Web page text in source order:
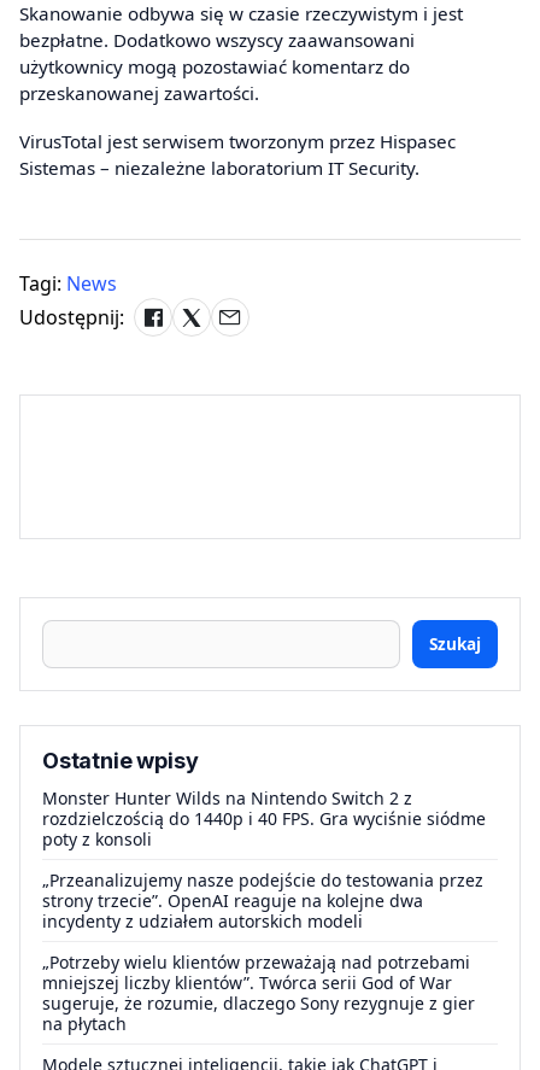
Skanowanie odbywa się w czasie rzeczywistym i jest
bezpłatne. Dodatkowo wszyscy zaawansowani
użytkownicy mogą pozostawiać komentarz do
przeskanowanej zawartości.
VirusTotal jest serwisem tworzonym przez Hispasec
Sistemas – niezależne laboratorium IT Security.
Tagi: News
Udostępnij:
Szukaj
Ostatnie wpisy
Monster Hunter Wilds na Nintendo Switch 2 z
rozdzielczością do 1440p i 40 FPS. Gra wyciśnie siódme
poty z konsoli
„Przeanalizujemy nasze podejście do testowania przez
strony trzecie”. OpenAI reaguje na kolejne dwa
incydenty z udziałem autorskich modeli
„Potrzeby wielu klientów przeważają nad potrzebami
mniejszej liczby klientów”. Twórca serii God of War
sugeruje, że rozumie, dlaczego Sony rezygnuje z gier
na płytach
Modele sztucznej inteligencji, takie jak ChatGPT i